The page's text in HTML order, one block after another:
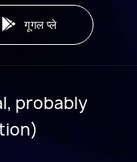
 गूगल प्ले
probably